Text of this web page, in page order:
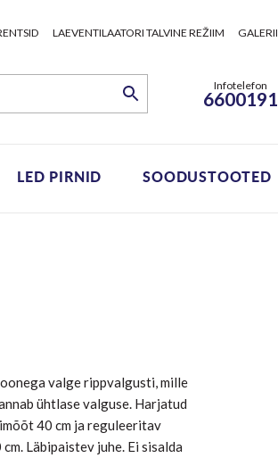
LAEVENTILAATORI TALVINE REŽIIM GALERII
Infotelefon
6600191
LED PIRNID SOODUSTOOTED
valge rippvalgusti, mille
ühtlase valguse. Harjatud
40 cm ja reguleeritav
Läbipaistev juhe. Ei sisalda